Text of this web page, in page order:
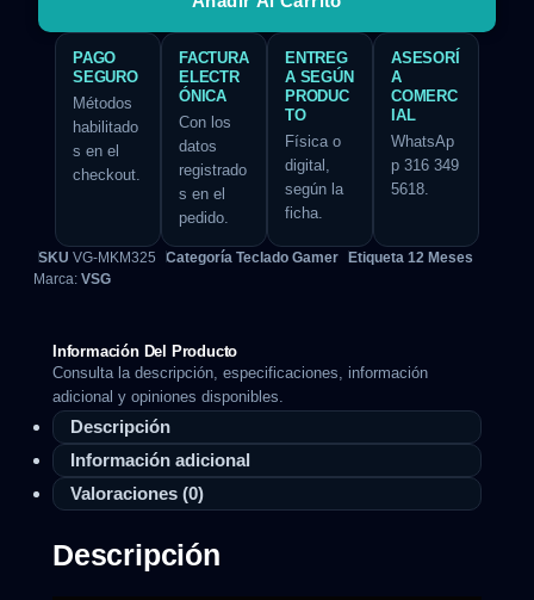
PAGO
SEGURO
Métodos
habilitado
s en el
checkout.
FACTURA
ELECTR
ÓNICA
Con los
datos
registrado
s en el
pedido.
ENTREG
A SEGÚN
PRODUC
TO
Física o
digital,
según la
ficha.
ASESORÍ
A
COMERC
IAL
WhatsAp
p 316 349
5618.
SKU VG-MKM325 Categoría Teclado Gamer Etiqueta 12 Meses
Marca: VSG
Información Del Producto
Consulta la descripción, especificaciones, información
adicional y opiniones disponibles.
Descripción
Información adicional
Valoraciones (0)
Descripción